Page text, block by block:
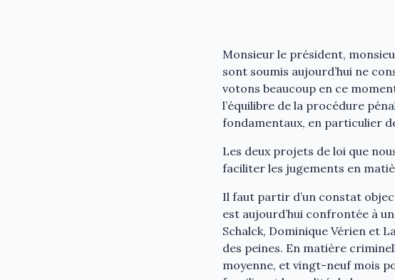
Monsieur le président,
sont soumis aujourd’hui ne
votons beaucoup en ce
l’équilibre de la procédure
fondamentaux, en particulier
Les deux projets de loi que
faciliter les jugements en
Il faut partir d’un constat
est aujourd’hui confrontée à
Schalck, Dominique Vérien et
des peines. En matière
moyenne, et vingt-neuf mois